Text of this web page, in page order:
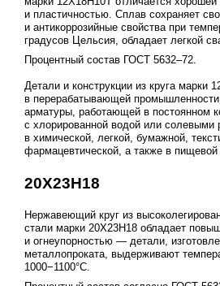
и пластичностью. Сплав сохраняет
и антикоррозийные свойства при
градусов Цельсия, обладает легкой
Процентный состав ГОСТ 5632–72.
Детали и конструкции из круга марки
в перерабатывающей
арматуры, работающей в постоянном
с хлорированной водой или солевыми
в химической, легкой, бумажной,
фармацевтической, а также в
20Х23Н18
Нержавеющий круг из
стали марки 20Х23Н18 обладает
и огнеупорностью — детали,
металлопроката, выдерживают
1000−1100°С.